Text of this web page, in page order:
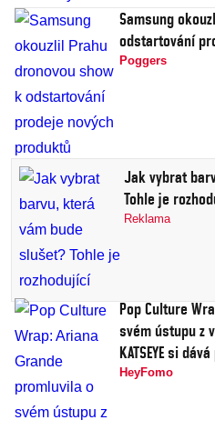
Samsung
odstartování
Poggers
Jak vybrat
Tohle je
Reklama
Pop Culture
svém ústupu z
KATSEYE si
HeyFomo